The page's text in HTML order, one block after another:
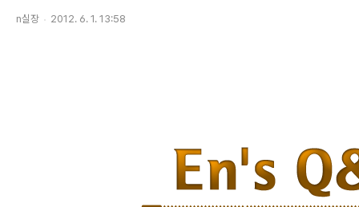
n실장 2012. 6. 1. 13:58